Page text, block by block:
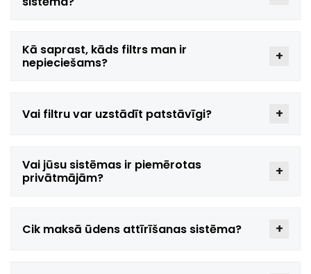
Kā saprast, kāds filtrs man ir
nepieciešams?
Vai filtru var uzstādīt patstāvīgi?
Vai jūsu sistēmas ir piemērotas
privātmājām?
Cik maksā ūdens attīrīšanas sistēma?